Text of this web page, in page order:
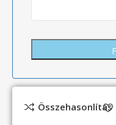
Összehasonlítás